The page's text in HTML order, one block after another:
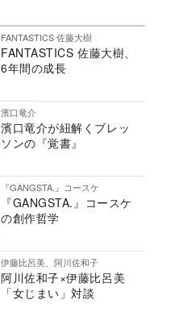
FANTASTICS 佐藤大樹
FANTASTICS 佐藤大樹、
6年間の成長
濱口竜介
濱口竜介が紐解くブレッ
ソンの『覚書』
『GANGSTA.』コースケ
『GANGSTA.』コースケ
の創作哲学
伊藤比呂美、阿川佐和子
阿川佐和子×伊藤比呂美
「女じまい」対談